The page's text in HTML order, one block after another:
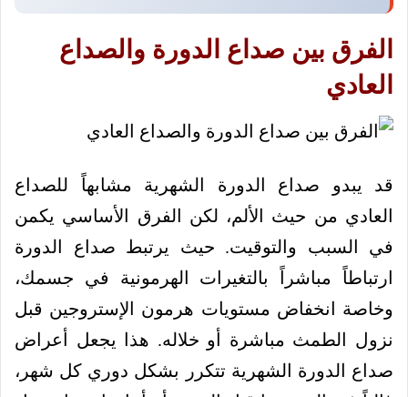
الفرق بين صداع الدورة والصداع
العادي
قد يبدو صداع الدورة الشهرية مشابهاً للصداع
العادي من حيث الألم، لكن الفرق الأساسي يكمن
في السبب والتوقيت. حيث يرتبط صداع الدورة
ارتباطاً مباشراً بالتغيرات الهرمونية في جسمك،
وخاصة انخفاض مستويات هرمون الإستروجين قبل
نزول الطمث مباشرة أو خلاله. هذا يجعل أعراض
صداع الدورة الشهرية تتكرر بشكل دوري كل شهر،